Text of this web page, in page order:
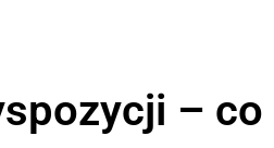
– co